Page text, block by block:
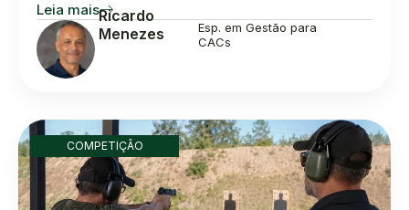
Leia maisRicardo
Menezes
Esp. em Gestão para
CACs
COMPETIÇÃO